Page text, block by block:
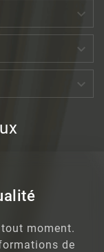



moment.
de